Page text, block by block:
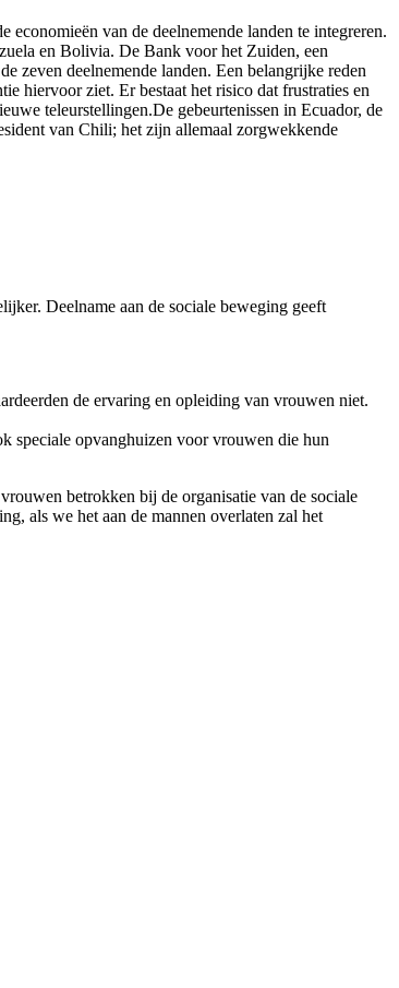
van de deelnemende landen te integreren.
en Bolivia. De Bank voor het Zuiden, een
zeven deelnemende landen. Een belangrijke reden
hiervoor ziet. Er bestaat het risico dat frustraties en
teleurstellingen.De gebeurtenissen in Ecuador, de
van Chili; het zijn allemaal zorgwekkende
Deelname aan de sociale beweging geeft
de ervaring en opleiding van vrouwen niet.
speciale opvanghuizen voor vrouwen die hun
betrokken bij de organisatie van de sociale
als we het aan de mannen overlaten zal het